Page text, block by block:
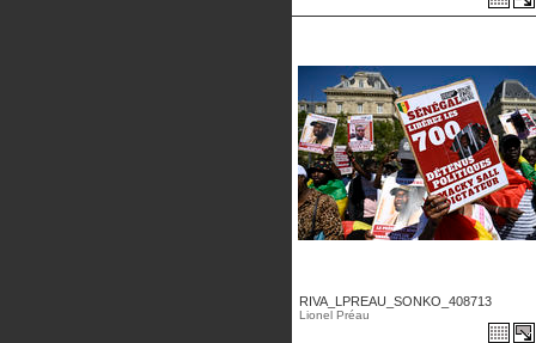
RIVA_LPREAU_SONKO_408713
Lionel Préau